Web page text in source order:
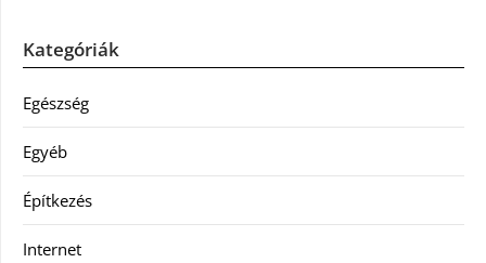
Kategóriák
Egészség
Egyéb
Építkezés
Internet